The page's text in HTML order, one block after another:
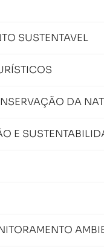
SUSTENTAVEL
DA
E